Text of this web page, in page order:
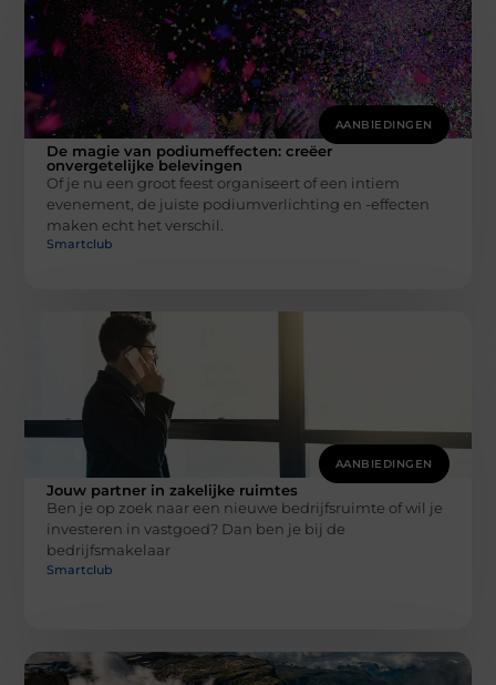
AANBIEDINGEN
De magie van podiumeffecten: creëer
onvergetelijke belevingen
Of je nu een groot feest organiseert of een intiem
evenement, de juiste podiumverlichting en -effecten
maken echt het verschil.
Smartclub
AANBIEDINGEN
Jouw partner in zakelijke ruimtes
Ben je op zoek naar een nieuwe bedrijfsruimte of wil je
investeren in vastgoed? Dan ben je bij de
bedrijfsmakelaar
Smartclub